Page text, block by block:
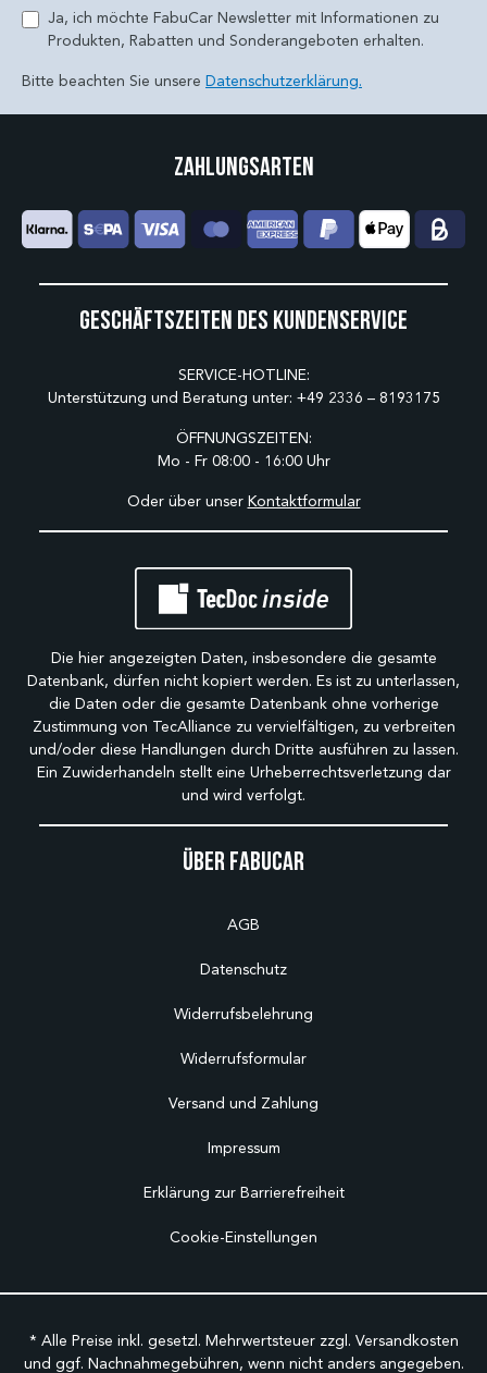
Ja, ich möchte FabuCar Newsletter mit Informationen zu
Produkten, Rabatten und Sonderangeboten erhalten.
Bitte beachten Sie unsere Datenschutzerklärung.
Über Fabucar
AGB
Datenschutz
Widerrufsbelehrung
Widerrufsformular
Versand und Zahlung
Impressum
Erklärung zur Barrierefreiheit
Cookie-Einstellungen
Geschäftszeiten des Kundenservice
SERVICE-HOTLINE:
Unterstützung und Beratung unter: +49 2336 – 8193175
ÖFFNUNGSZEITEN:
Mo - Fr 08:00 - 16:00 Uhr
Oder über unser Kontaktformular
Zahlungsarten
Die hier angezeigten Daten, insbesondere die gesamte
Datenbank, dürfen nicht kopiert werden. Es ist zu unterlassen,
die Daten oder die gesamte Datenbank ohne vorherige
Zustimmung von TecAlliance zu vervielfältigen, zu verbreiten
und/oder diese Handlungen durch Dritte ausführen zu lassen.
Ein Zuwiderhandeln stellt eine Urheberrechtsverletzung dar
und wird verfolgt.
* Alle Preise inkl. gesetzl. Mehrwertsteuer zzgl. Versandkosten
und ggf. Nachnahmegebühren, wenn nicht anders angegeben.